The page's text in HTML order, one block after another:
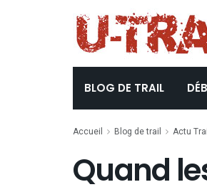
BLOG DE TRAIL
Accueil Blog de trail Actu
Quand